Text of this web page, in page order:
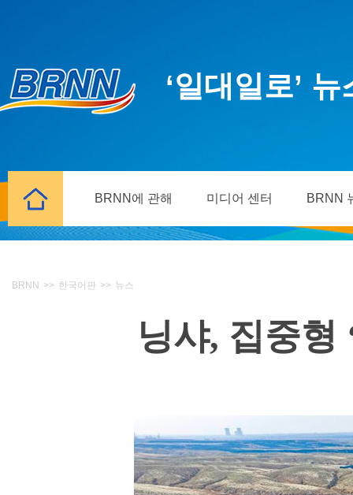
‘일대일로’
BRNN에 관해 미디어 센터 BRNN
BRNN >> 한국어판 >> 뉴스
닝샤, 집중형